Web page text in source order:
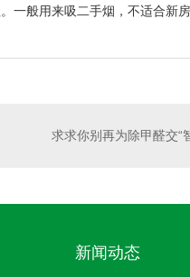
一般用来吸二手烟，不适合新
求求你别再为除甲醛交“
新闻动态